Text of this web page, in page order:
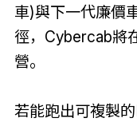
車)與下一代廉價
徑，Cyber​​cab將
營。
若能跑出可複製